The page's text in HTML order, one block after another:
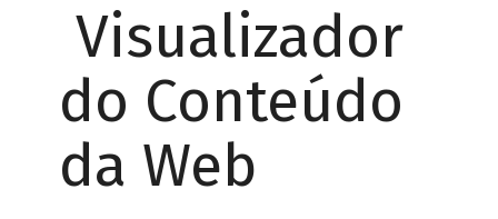
Visualizador
do Conteúdo
da Web